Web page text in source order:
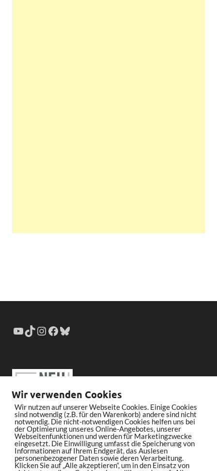
Wir verwenden Cookies
Wir nutzen auf unserer Webseite Cookies. Einige Cookies
sind notwendig (z.B. für den Warenkorb) andere sind nicht
notwendig. Die nicht-notwendigen Cookies helfen uns bei
der Optimierung unseres Online-Angebotes, unserer
Webseitenfunktionen und werden für Marketingzwecke
eingesetzt. Die Einwilligung umfasst die Speicherung von
Informationen auf Ihrem Endgerät, das Auslesen
personenbezogener Daten sowie deren Verarbeitung.
Klicken Sie auf „Alle akzeptieren“, um in den Einsatz von